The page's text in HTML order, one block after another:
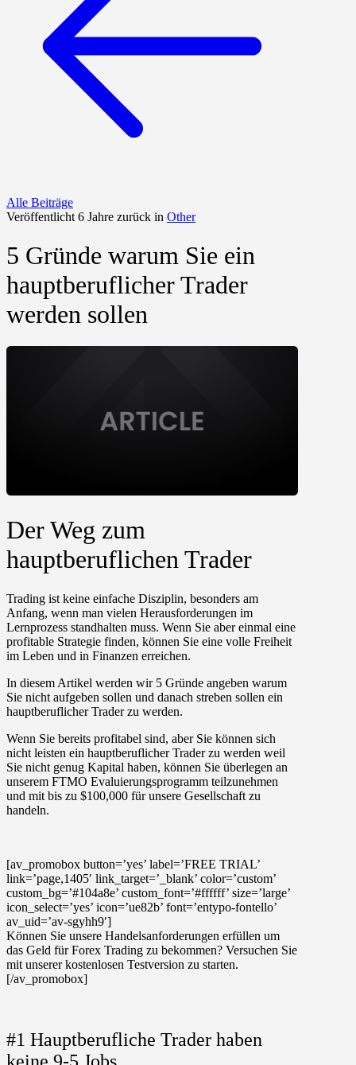
Alle Beiträge
Veröffentlicht 6 Jahre zurück in Other
5 Gründe warum Sie ein
hauptberuflicher Trader
werden sollen
Der Weg zum
hauptberuflichen Trader
Trading ist keine einfache Disziplin, besonders am
Anfang, wenn man vielen Herausforderungen im
Lernprozess standhalten muss. Wenn Sie aber einmal eine
profitable Strategie finden, können Sie eine volle Freiheit
im Leben und in Finanzen erreichen.
In diesem Artikel werden wir 5 Gründe angeben warum
Sie nicht aufgeben sollen und danach streben sollen ein
hauptberuflicher Traderzu werden.
Wenn Sie bereits profitabel sind, aber Sie können sich
nicht leisten ein hauptberuflicher Trader zu werden weil
Sie nicht genug Kapital haben, können Sie überlegen an
unserem FTMO Evaluierungsprogramm teilzunehmen
und mit bis zu $100,000 für unsere Gesellschaft zu
handeln.
[av_promobox button=’yes’ label=’FREE TRIAL’
link=’page,1405′ link_target=’_blank’ color=’custom’
custom_bg=’#104a8e’ custom_font=’#ffffff’ size=’large’
icon_select=’yes’ icon=’ue82b’ font=’entypo-fontello’
av_uid=’av-sgyhh9′]
Können Sie unsere Handelsanforderungen erfüllen um
das Geld für Forex Trading zu bekommen? Versuchen Sie
mit unserer kostenlosen Testversion zu starten.
[/av_promobox]
#1 Hauptberufliche Trader haben
keine 9-5 Jobs